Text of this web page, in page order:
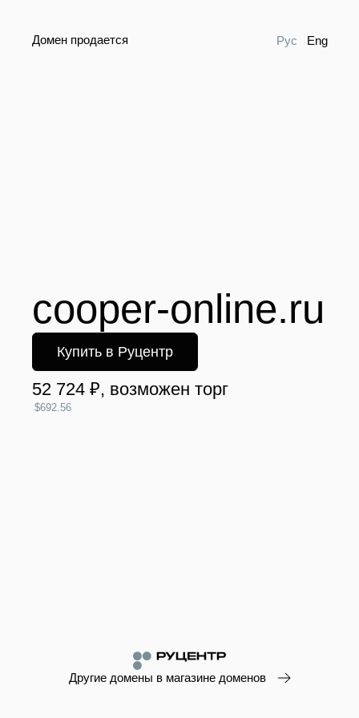
Домен продается Рус Eng
cooper-online.ru
Купить в Руцентр
52 724 ₽, возможен торг
$692.56
Другие домены в магазине доменов